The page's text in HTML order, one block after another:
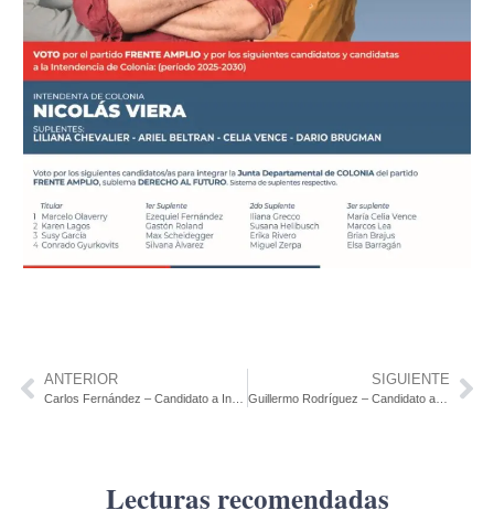
ANTERIOR SIGUIENTE
Guillermo Rodríguez – Candidato a Intendente
Lecturas recomendadas